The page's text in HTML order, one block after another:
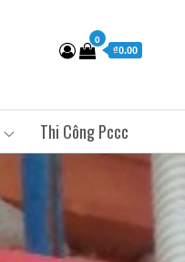
0
₫0.00
Thi Công Pccc